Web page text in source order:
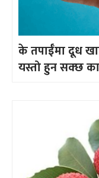
के तपाईँमा दूध
यस्तो हुन सक्छ